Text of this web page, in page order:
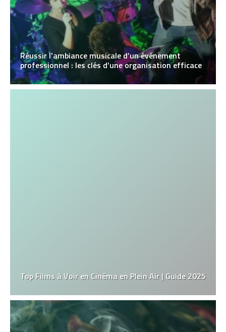
Réussir l’ambiance musicale d’un événement
professionnel : les clés d’une organisation efficace
Top Films à Voir en Cinéma en Plein Air | Guide 2025